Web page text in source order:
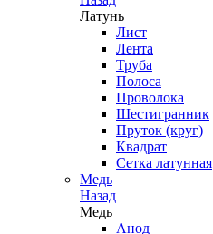
Латунь
Лист
Лента
Труба
Полоса
Проволока
Шестигранник
Пруток (круг)
Квадрат
Сетка латунная
Медь
Назад
Медь
Анод